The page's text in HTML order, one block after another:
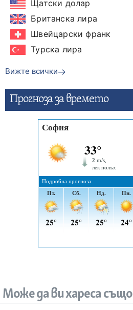
Щатски долар
Британска лира
Швейцарски франк
Турска лира
Вижте всички
Прогнозa за времето
Може да ви хареса също